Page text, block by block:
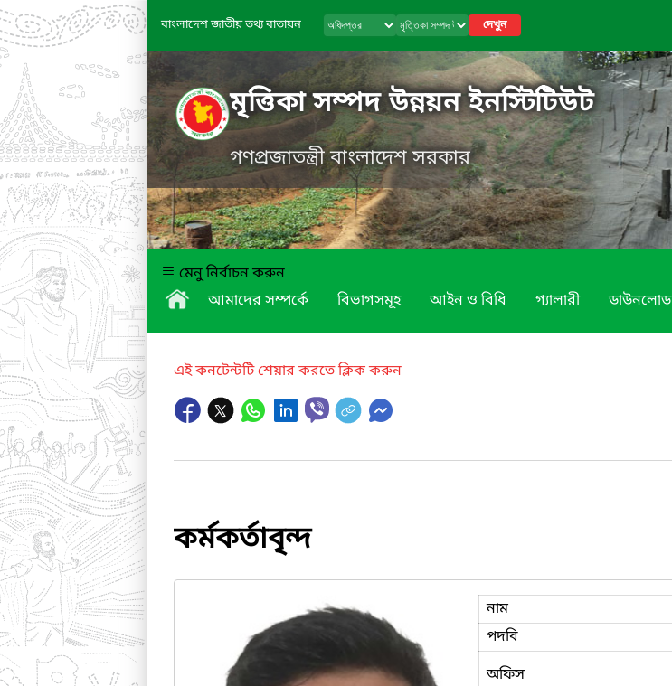
বাংলাদেশ জাতীয় তথ্য বাতায়ন দেখুন
মৃত্তিকা সম্পদ উন্নয়ন ইনস্টিটিউট
গণপ্রজাতন্ত্রী বাংলাদেশ সরকার
মেনু নির্বাচন করুন
আমাদের সম্পর্কে
বিভাগসমূহ আইন ও বিধি গ্যালারী ডাউনলোড
এই কনটেন্টটি শেয়ার করতে ক্লিক করুন
কর্মকর্তাবৃন্দ
নাম
পদবি
অফিস